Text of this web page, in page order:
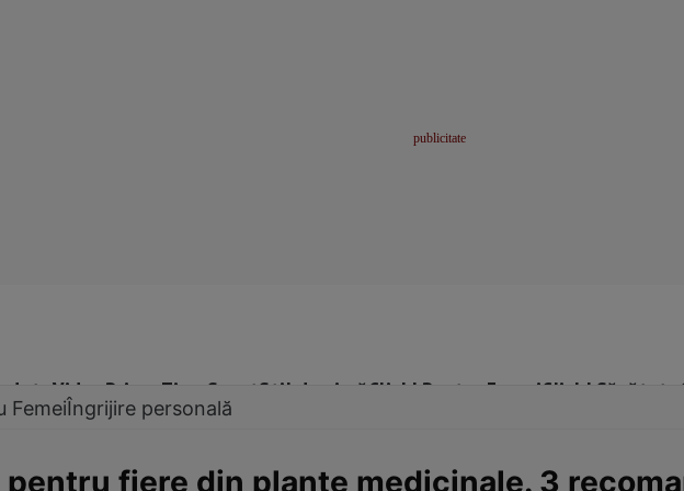
Video Prime Time SportStil de viațăClick! Pentru FemeiClick! Sănătate
FemeiÎngrijire personală
pentru fiere din plante medicinale. 3